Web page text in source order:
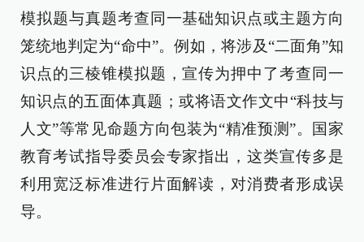
模拟题与真题考查同一基础知识点或主题方向
笼统地判定为“命中”。例如，将涉及“二面角”知
识点的三棱锥模拟题，宣传为押中了考查同一
知识点的五面体真题；或将语文作文中“科技与
人文”等常见命题方向包装为“精准预测”。国家
教育考试指导委员会专家指出，这类宣传多是
利用宽泛标准进行片面解读，对消费者形成误
导。